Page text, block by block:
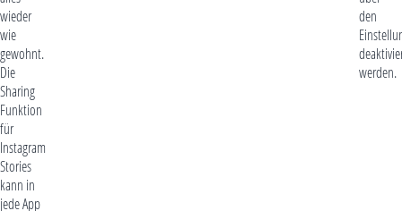
wieder
wie
gewohnt.
Die
Sharing
Funktion
für
Instagram
Stories
kann in
jede App
den
werden.